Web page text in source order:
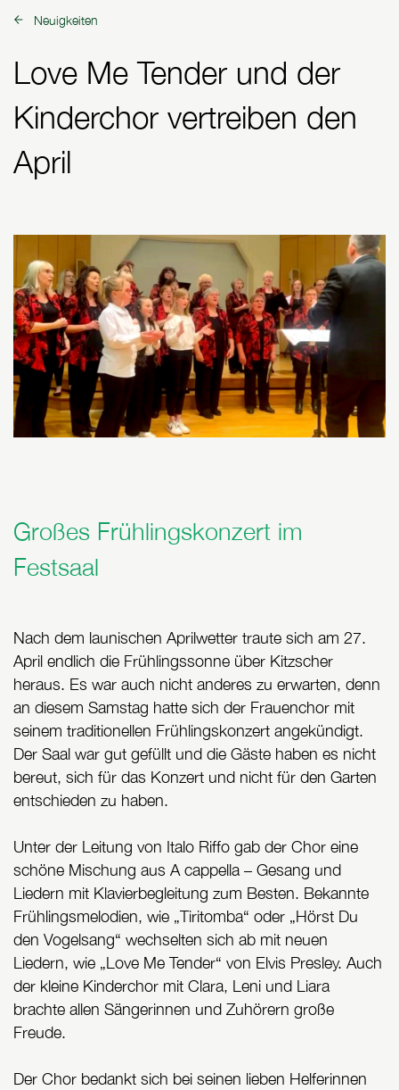
zurück zu:
Neuigkeiten
Love Me Tender und der
Kinderchor vertreiben den
April
Großes Frühlingskonzert im
Festsaal
Nach dem launischen Aprilwetter traute sich am 27.
April endlich die Frühlingssonne über Kitzscher
heraus. Es war auch nicht anderes zu erwarten, denn
an diesem Samstag hatte sich der Frauenchor mit
seinem traditionellen Frühlingskonzert angekündigt.
Der Saal war gut gefüllt und die Gäste haben es nicht
bereut, sich für das Konzert und nicht für den Garten
entschieden zu haben.
Unter der Leitung von Italo Riffo gab der Chor eine
schöne Mischung aus A cappella – Gesang und
Liedern mit Klavierbegleitung zum Besten. Bekannte
Frühlingsmelodien, wie „Tiritomba“ oder „Hörst Du
den Vogelsang“ wechselten sich ab mit neuen
Liedern, wie „Love Me Tender“ von Elvis Presley. Auch
der kleine Kinderchor mit Clara, Leni und Liara
brachte allen Sängerinnen und Zuhörern große
Freude.
Der Chor bedankt sich bei seinen lieben Helferinnen